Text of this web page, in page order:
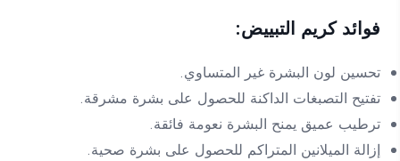
فوائد كريم التبييض:
تحسين لون البشرة غير المتساوي.
تفتيح التصبغات الداكنة للحصول على بشرة مشرقة.
ترطيب عميق يمنح البشرة نعومة فائقة.
إزالة الميلانين المتراكم للحصول على بشرة صحية.